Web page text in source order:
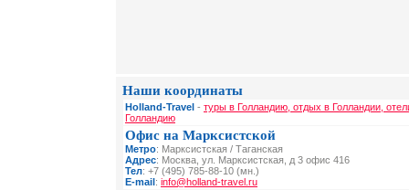
Наши координаты
Holland-Travel - туры в Голландию, отдых в Голландии,
Голландию
Офис на Марксистской
Метро: Марксистская / Таганская
Адрес: Москва, ул. Марксистская, д 3 офис 416
Тел: +7 (495) 785-88-10 (мн.)
E-mail: info@holland-travel.ru